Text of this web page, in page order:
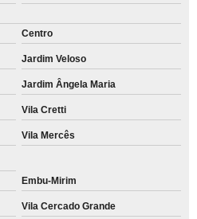
Centro
Jardim Veloso
Jardim Ângela Maria
Vila Cretti
Vila Mercês
Embu-Mirim
Vila Cercado Grande